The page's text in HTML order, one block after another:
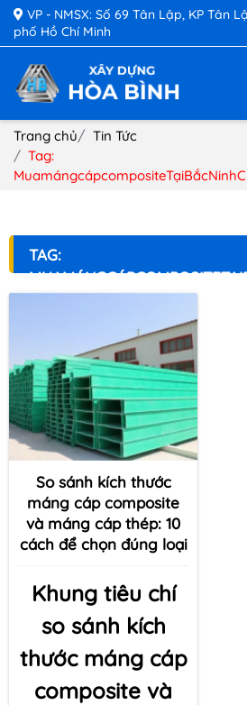
VP - NMSX: Số 69 Tân Lập, KP Tân
phố Hồ Chí Minh
Trang chủ
Tin Tức
Tag:
TAG:
So sánh kích thước
máng cáp composite
và máng cáp thép: 10
cách để chọn đúng loại
Khung tiêu chí
so sánh kích
thước máng cáp
composite và